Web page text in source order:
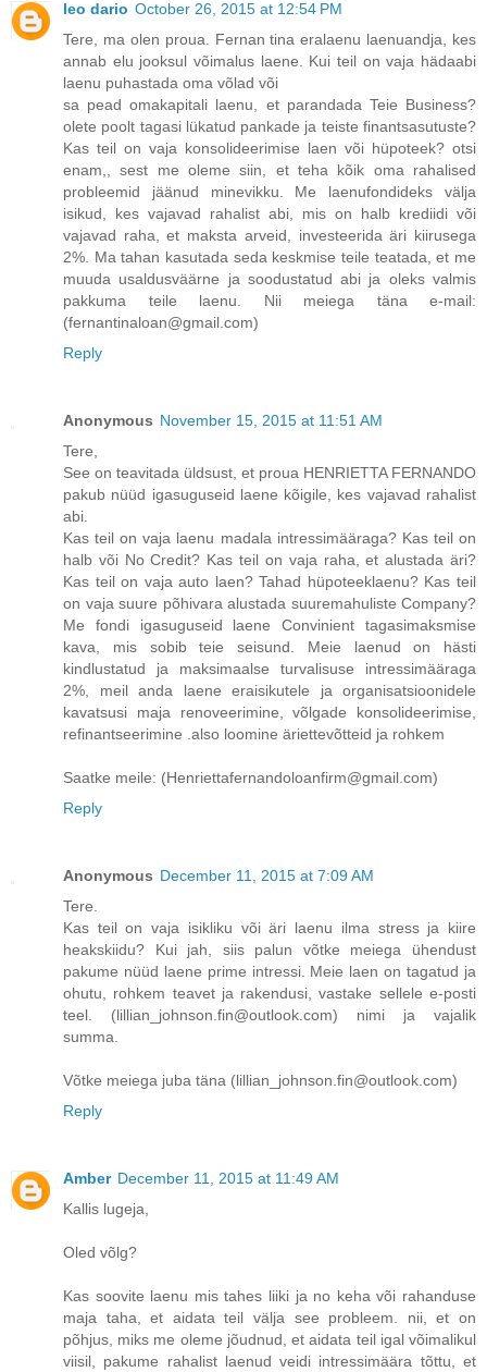
leo dario October 26, 2015 at 12:54 PM
Tere, ma olen proua. Fernan tina eralaenu laenuandja, kes
annab elu jooksul võimalus laene. Kui teil on vaja hädaabi
laenu puhastada oma võlad või
sa pead omakapitali laenu, et parandada Teie Business?
olete poolt tagasi lükatud pankade ja teiste finantsasutuste?
Kas teil on vaja konsolideerimise laen või hüpoteek? otsi
enam,, sest me oleme siin, et teha kõik oma rahalised
probleemid jäänud minevikku. Me laenufondideks välja
isikud, kes vajavad rahalist abi, mis on halb krediidi või
vajavad raha, et maksta arveid, investeerida äri kiirusega
2%. Ma tahan kasutada seda keskmise teile teatada, et me
muuda usaldusväärne ja soodustatud abi ja oleks valmis
pakkuma teile laenu. Nii meiega täna e-mail:
(fernantinaloan@gmail.com)
Reply
Anonymous November 15, 2015 at 11:51 AM
Tere,
See on teavitada üldsust, et proua HENRIETTA FERNANDO
pakub nüüd igasuguseid laene kõigile, kes vajavad rahalist
abi.
Kas teil on vaja laenu madala intressimääraga? Kas teil on
halb või No Credit? Kas teil on vaja raha, et alustada äri?
Kas teil on vaja auto laen? Tahad hüpoteeklaenu? Kas teil
on vaja suure põhivara alustada suuremahuliste Company?
Me fondi igasuguseid laene Convinient tagasimaksmise
kava, mis sobib teie seisund. Meie laenud on hästi
kindlustatud ja maksimaalse turvalisuse intressimääraga
2%, meil anda laene eraisikutele ja organisatsioonidele
kavatsusi maja renoveerimine, võlgade konsolideerimise,
refinantseerimine .also loomine äriettevõtteid ja rohkem
Saatke meile: (Henriettafernandoloanfirm@gmail.com)
Reply
Anonymous December 11, 2015 at 7:09 AM
Tere.
Kas teil on vaja isikliku või äri laenu ilma stress ja kiire
heakskiidu? Kui jah, siis palun võtke meiega ühendust
pakume nüüd laene prime intressi. Meie laen on tagatud ja
ohutu, rohkem teavet ja rakendusi, vastake sellele e-posti
teel. (lillian_johnson.fin@outlook.com) nimi ja vajalik
summa.
Võtke meiega juba täna (lillian_johnson.fin@outlook.com)
Reply
Amber December 11, 2015 at 11:49 AM
Kallis lugeja,
Oled võlg?
Kas soovite laenu mis tahes liiki ja no keha või rahanduse
maja taha, et aidata teil välja see probleem. nii, et on
põhjus, miks me oleme jõudnud, et aidata teil igal võimalikul
viisil, pakume rahalist laenud veidi intressimäära tõttu, et